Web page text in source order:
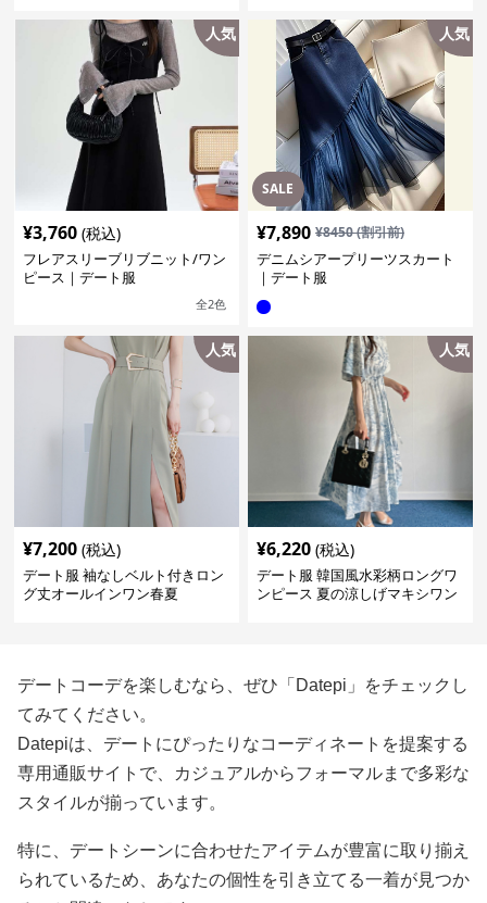
人気
¥3,760 (税込)
フレアスリーブリブニット/ワン
ピース｜デート服
全2色
SALE
人気
¥7,890 ¥8450(割引前)
デニムシアープリーツスカート
｜デート服
人気
¥7,200 (税込)
デート服 袖なしベルト付きロン
グ丈オールインワン春夏
人気
¥6,220 (税込)
デート服 韓国風水彩柄ロングワ
ンピース 夏の涼しげマキシワン
デートコーデを楽しむなら、ぜひ「Datepi」をチェックし
てみてください。
Datepiは、デートにぴったりなコーディネートを提案する
専用通販サイトで、カジュアルからフォーマルまで多彩な
スタイルが揃っています。
特に、デートシーンに合わせたアイテムが豊富に取り揃え
られているため、あなたの個性を引き立てる一着が見つか